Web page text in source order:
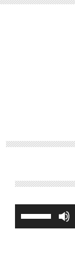
برای
افزایش
یا
صدا